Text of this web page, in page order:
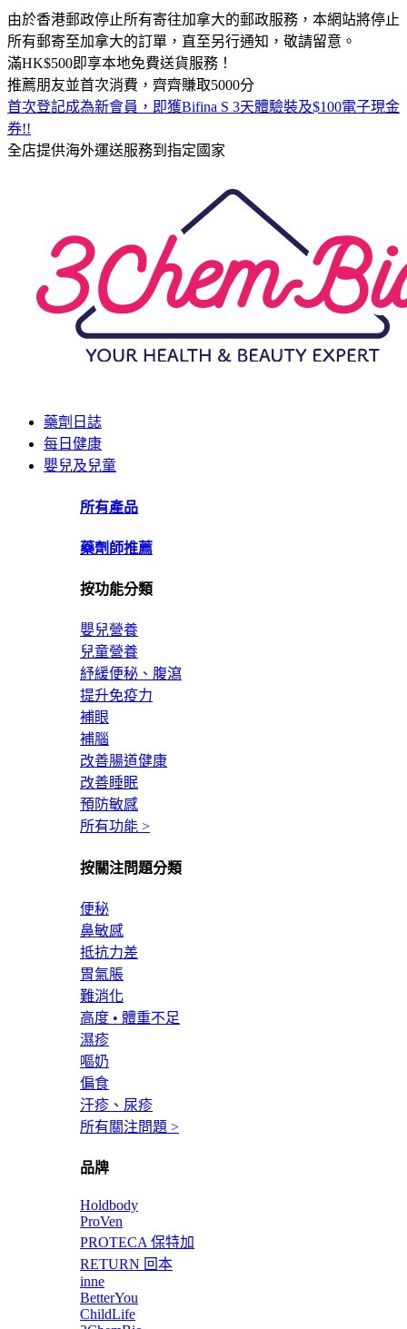
由於香港郵政停止所有寄往加拿大的郵政服務，本網站將停止
所有郵寄至加拿大的訂單，直至另行通知，敬請留意。
滿HK$500即享本地免費送貨服務！
推薦朋友並首次消費，齊齊賺取5000分
首次登記成為新會員，即獲Bifina S 3天體驗裝及$100電子現金
券!!
全店提供海外運送服務到指定國家
藥劑日誌
每日健康
嬰兒及兒童
所有產品
藥劑師推薦
按功能分類
嬰兒營養
兒童營養
紓緩便秘、腹瀉
提升免疫力
補眼
補腦
改善腸道健康
改善睡眠
預防敏感
所有功能 >
按關注問題分類
便秘
鼻敏感
抵抗力差
胃氣脹
難消化
高度 • 體重不足
濕疹
嘔奶
偏食
汗疹、尿疹
所有關注問題 >
品牌
Holdbody
ProVen
PROTECA 保特加
RETURN 回本
inne
BetterYou
ChildLife